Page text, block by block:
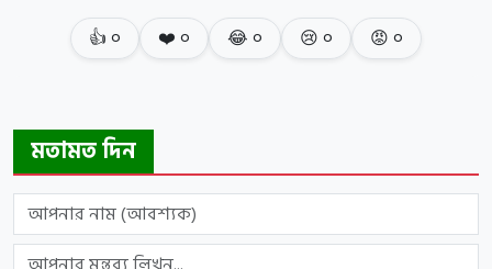
👍০ ❤️০ 😂০ 😢০ 😡০
মতামত দিন